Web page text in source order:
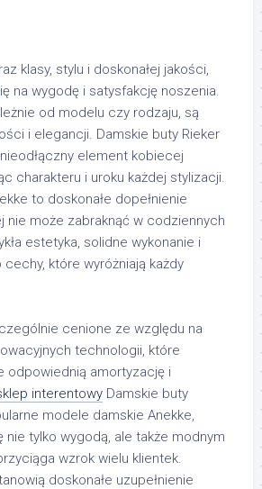
klasy, stylu i doskonałej jakości,
na wygodę i satysfakcję noszenia.
od modelu czy rodzaju, są
i elegancji. Damskie buty Rieker
element kobiecej
charakteru i uroku każdej stylizacji.
to doskonałe dopełnienie
nie może zabraknąć w codziennych
estetyka, solidne wykonanie i
które wyróżniają każdy
cenione ze względu na
technologii, które
odpowiednią amortyzację i
interentowy Damskie buty
modele damskie Anekke,
nie tylko wygodą, ale także modnym
wzrok wielu klientek.
doskonałe uzupełnienie